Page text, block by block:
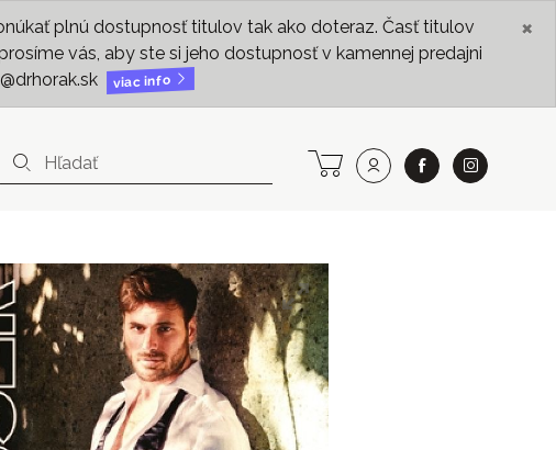
plnú dostupnosť titulov tak ako doteraz. Časť titulov
vás, aby ste si jeho dostupnosť v kamennej predajni
viac info
×